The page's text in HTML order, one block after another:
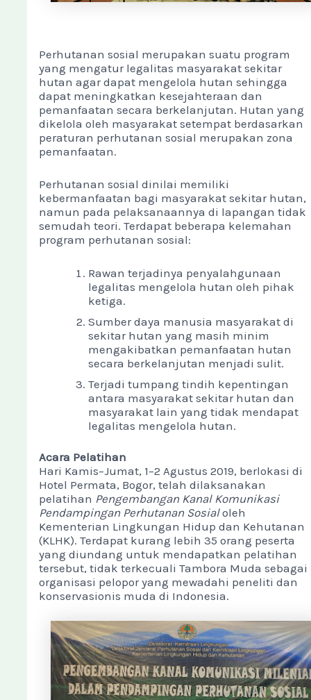
Perhutanan sosial merupakan suatu program
yang mengatur legalitas masyarakat sekitar
hutan agar dapat mengelola hutan sehingga
dapat meningkatkan kesejahteraan dan
pemanfaatan secara berkelanjutan. Hutan yang
dikelola oleh masyarakat setempat berdasarkan
peraturan perhutanan sosial merupakan zona
pemanfaatan.
Perhutanan sosial dinilai memiliki
kebermanfaatan bagi masyarakat sekitar hutan,
namun pada pelaksanaannya di lapangan tidak
semudah teori. Terdapat beberapa kelemahan
program perhutanan sosial:
Rawan terjadinya penyalahgunaan
legalitas mengelola hutan oleh pihak
ketiga.
Sumber daya manusia masyarakat di
sekitar hutan yang masih minim
mengakibatkan pemanfaatan hutan
secara berkelanjutan menjadi sulit.
Terjadi tumpang tindih kepentingan
antara masyarakat sekitar hutan dan
masyarakat lain yang tidak mendapat
legalitas mengelola hutan.
Acara Pelatihan
Hari Kamis–Jumat, 1–2 Agustus 2019, berlokasi di
Hotel Permata, Bogor, telah dilaksanakan
pelatihan Pengembangan Kanal Komunikasi
Pendampingan Perhutanan Sosialoleh
Kementerian Lingkungan Hidup dan Kehutanan
(KLHK). Terdapat kurang lebih 35 orang peserta
yang diundang untuk mendapatkan pelatihan
tersebut, tidak terkecuali Tambora Muda sebagai
organisasi pelopor yang mewadahi peneliti dan
konservasionis muda di Indonesia.